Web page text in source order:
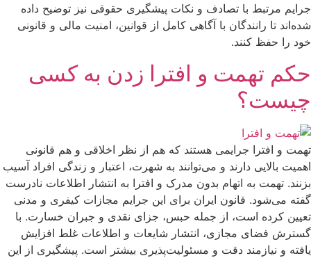
جرایم مرتبط با تصادف و نکات پیشگیری حقوقی نیز توضیح داده
شده‌اند تا رانندگان با آگاهی کامل از قوانین، امنیت مالی و قانونی
خود را حفظ کنند.
حکم تهمت و افترا زدن به کسی
چیست؟
تهمت و افترا جرایمی هستند که هم از نظر اخلاقی و هم قانونی
اهمیت بالایی دارند و می‌توانند به شهرت، اعتبار و زندگی افراد آسیب
بزنند. تهمت به اتهام بدون مدرک و افترا به انتشار اطلاعات نادرست
گفته می‌شود. قانون ایران برای این جرایم مجازات کیفری و مدنی
تعیین کرده است، از جمله حبس، جزای نقدی و جبران خسارت. با
گسترش فضای مجازی، انتشار شایعات و اطلاعات غلط افزایش
یافته و نیازمند دقت و مسئولیت‌پذیری بیشتر است. پیشگیری از این